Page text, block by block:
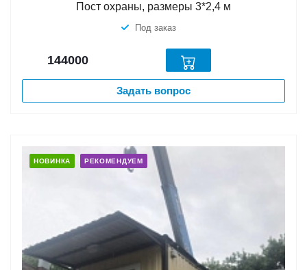
Пост охраны, размеры 3*2,4 м
Под заказ
144000
Задать вопрос
НОВИНКА РЕКОМЕНДУЕМ